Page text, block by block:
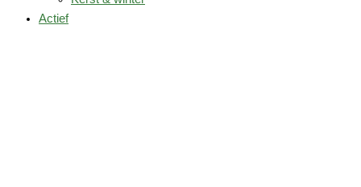
Actief